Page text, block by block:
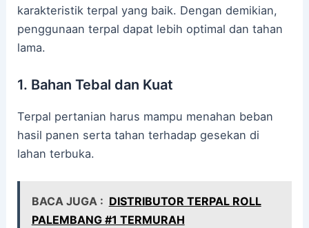
karakteristik terpal yang baik. Dengan demikian,
penggunaan terpal dapat lebih optimal dan tahan
lama.
1. Bahan Tebal dan Kuat
Terpal pertanian harus mampu menahan beban
hasil panen serta tahan terhadap gesekan di
lahan terbuka.
BACA JUGA : DISTRIBUTOR TERPAL ROLL
PALEMBANG #1 TERMURAH